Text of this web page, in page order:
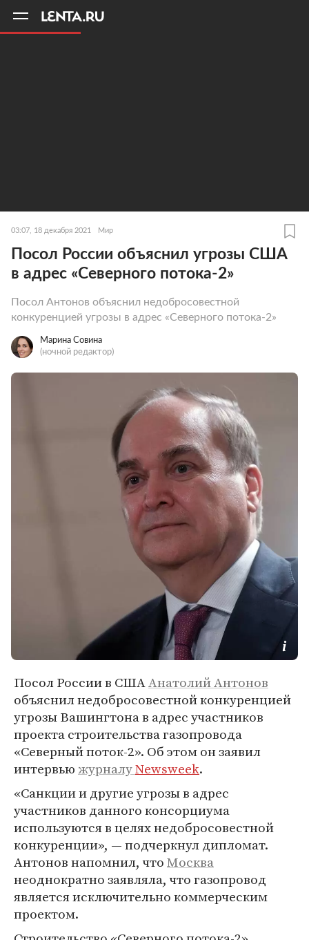
03:07, 18 декабря 2021 Мир
Посол России объяснил угрозы США
в адрес «Северного потока-2»
Посол Антонов объяснил недобросовестной
конкуренцией угрозы в адрес «Северного потока-2»
Марина Совина
(ночной редактор)
Посол России в СШААнатолий Антонов
объяснил недобросовестной конкуренцией
угрозы Вашингтона в адрес участников
проекта строительства газопровода
«Северный поток-2». Об этом он заявил
интервьюжурналуNewsweek.
«Санкции и другие угрозы в адрес
участников данного консорциума
используются в целях недобросовестной
конкуренции», — подчеркнул дипломат.
Антонов напомнил, чтоМосква
неоднократно заявляла, что газопровод
является исключительно коммерческим
проектом.